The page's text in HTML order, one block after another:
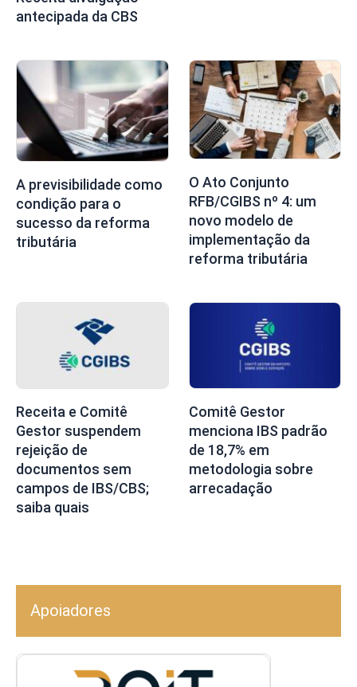
antecipada da CBS
A previsibilidade como
condição para o
sucesso da reforma
tributária
O Ato Conjunto
RFB/CGIBS nº 4: um
novo modelo de
implementação da
reforma tributária
Receita e Comitê
Gestor suspendem
rejeição de
documentos sem
campos de IBS/CBS;
saiba quais
Comitê Gestor
menciona IBS padrão
de 18,7% em
metodologia sobre
arrecadação
Apoiadores